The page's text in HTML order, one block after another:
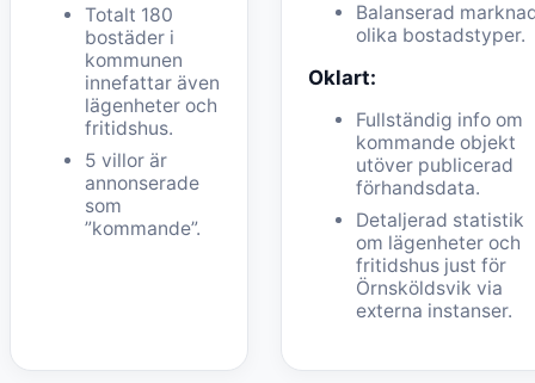
Totalt 180
bostäder i
kommunen
innefattar även
lägenheter och
fritidshus.
5 villor är
annonserade
som
”kommande”.
Balanserad
olika bostadstyper.
Oklart:
Fullständig info om
kommande objekt
utöver publicerad
förhandsdata.
Detaljerad statistik
om lägenheter och
fritidshus just för
Örnsköldsvik via
externa instanser.